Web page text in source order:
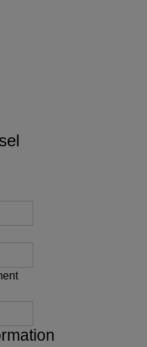
slash
slash